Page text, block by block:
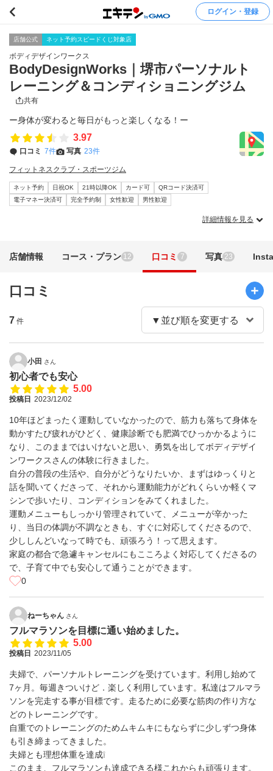
ログイン・登録
店舗公式 ネット予約スピードくじ対象店
ボディデザインワークス
BodyDesignWorks｜堺市パーソナルト
レーニング＆コンディショニングジム
共有
ー身体が変わると毎日がもっと楽しくなる！ー
3.97
口コミ 7件 写真 23件
フィットネスクラブ・スポーツジム
ネット予約 日祝OK 21時以降OK カード可
QRコード決済可
電子マネー決済可
完全予約制 女性歓迎 男性歓迎
詳細情報を見る
店舗情報 コース・プラン 12 口コミ 7 写真 23
口コミ
7 件
小田 さん
初心者でも安心
5.00
投稿日 2023/12/02
10年ほどまったく運動していなかったので、筋力も落ちて身体を
動かすたび疲れがひどく、健康診断でも肥満でひっかかるように
なり、このままではいけないと思い、勇気を出してボディデザイ
ンワークスさんの体験に行きました。
自分の普段の生活や、自分がどうなりたいか、まずはゆっくりと
話を聞いてくださって、それから運動能力がどれくらいか軽くマ
シンで歩いたり、コンディションをみてくれました。
運動メニューもしっかり管理されていて、メニューが辛かった
り、当日の体調が不調なときも、すぐに対応してくださるので、
少ししんどいなって時でも、頑張ろう！って思えます。
家庭の都合で急遽キャンセルにもこころよく対応してくださるの
で、子育て中でも安心して通うことができます。
0
ねーちゃん さん
フルマラソンを目標に通い始めました。
5.00
投稿日 2023/11/05
夫婦で、パーソナルトレーニングを受けています。利用し始めて
7ヶ月。毎週きついけど．楽しく利用しています。私達はフルマラ
ソンを完走する事が目標です。走るために必要な筋肉の作り方な
どのトレーニングです。
自重でのトレーニングのためムキムキにもならずに少しずつ身体
も引き締まってきました。
夫婦とも理想体重を達成❕
このまま、フルマラソンも達成できる様これからも頑張ります。